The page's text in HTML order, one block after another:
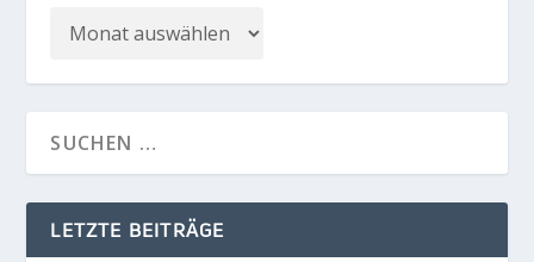
LETZTE BEITRÄGE